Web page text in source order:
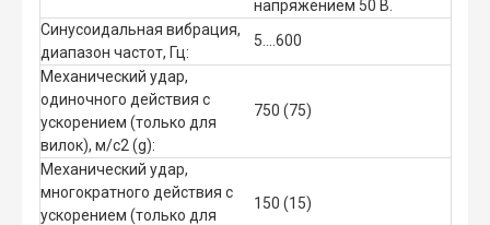
напряжением 50 В.
Синусоидальная вибрация,
диапазон частот, Гц:
5....600
Механический удар,
одиночного действия с
ускорением (только для
вилок), м/с2 (g):
750 (75)
Механический удар,
многократного действия с
ускорением (только для
150 (15)